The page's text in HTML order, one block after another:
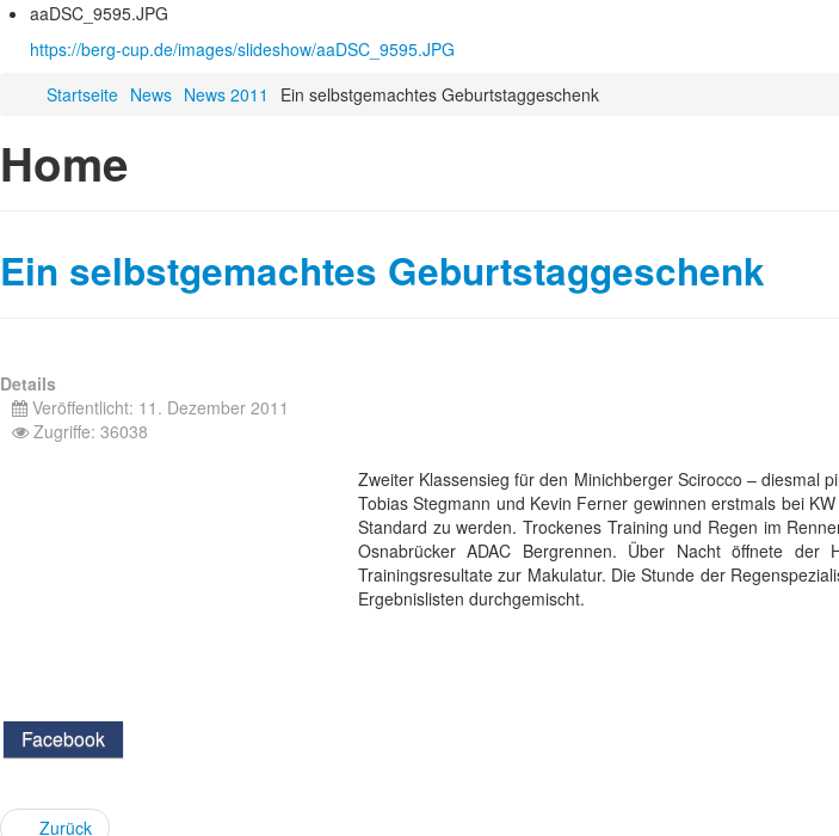
aaDSC_9595.JPG
https://berg-cup.de/images/slideshow/aaDSC_9595.JPG
Startseite News News 2011 Ein selbstgemachtes Geburtstaggeschenk
Home
Ein selbstgemachtes Geburtstaggeschenk
Details
Veröffentlicht: 11. Dezember 2011
Zugriffe: 36038
Zweiter Klassensieg für den Minichberger Scirocco – diesmal
Tobias Stegmann und Kevin Ferner gewinnen erstmals bei
Standard zu werden. Trockenes Training und Regen im
Osnabrücker ADAC Bergrennen. Über Nacht öffnete der
Trainingsresultate zur Makulatur. Die Stunde der
Ergebnislisten durchgemischt.
Facebook
Zurück